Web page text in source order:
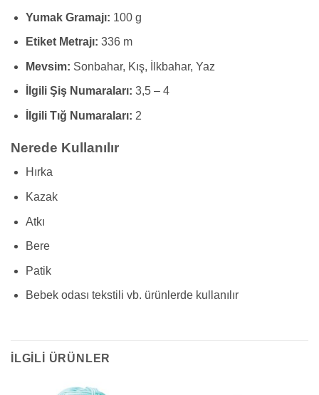
Yumak Gramajı: 100 g
Etiket Metrajı: 336 m
Mevsim: Sonbahar, Kış, İlkbahar, Yaz
İlgili Şiş Numaraları: 3,5 – 4
İlgili Tığ Numaraları: 2
Nerede Kullanılır
Hırka
Kazak
Atkı
Bere
Patik
Bebek odası tekstili vb. ürünlerde kullanılır
İLGILI ÜRÜNLER